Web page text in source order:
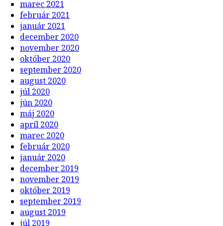
marec 2021
február 2021
január 2021
december 2020
november 2020
október 2020
september 2020
august 2020
júl 2020
jún 2020
máj 2020
apríl 2020
marec 2020
február 2020
január 2020
december 2019
november 2019
október 2019
september 2019
august 2019
júl 2019